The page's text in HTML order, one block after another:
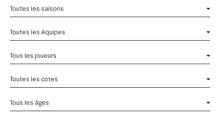
Toutes les saisons
Toutes les équipes
Tous les joueurs
Toutes les cotes
Tous les âges